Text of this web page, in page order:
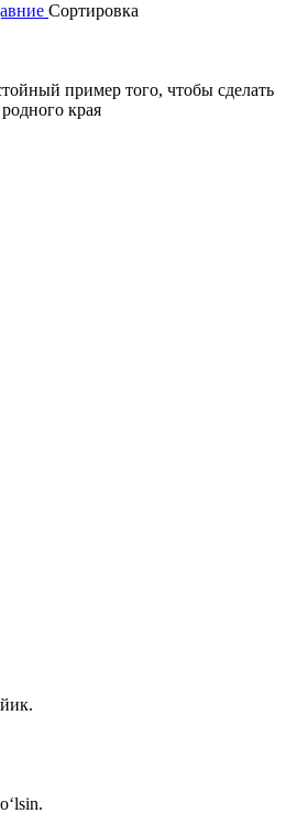
Сортировка
пример того, чтобы сделать
края